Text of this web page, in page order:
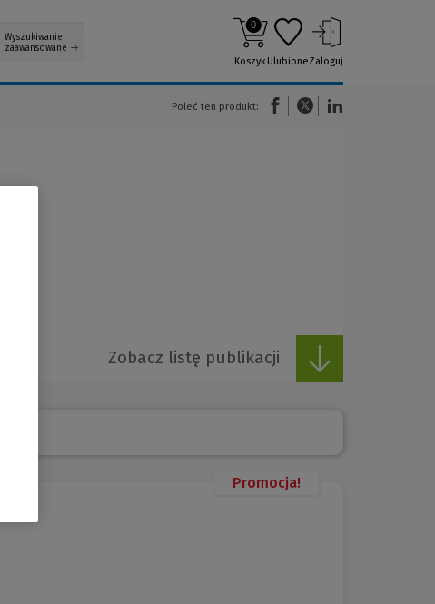
Wyszukiwanie
zaawansowane
0
KoszykUlubioneZaloguj
Poleć ten produkt:
(Nowe okno)(Link do innej strony)
Zobacz listę publikacji
Promocja!